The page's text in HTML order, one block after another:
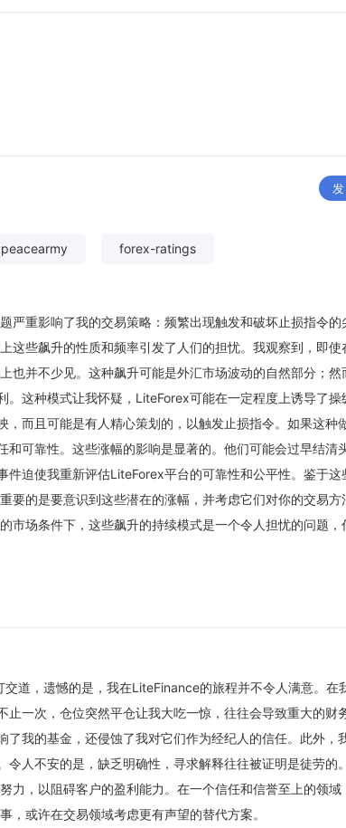
forex-ratings
严重影响了我的交易策略：频繁出现触发和破坏止损指令的
这些飙升的性质和频率引发了人们的担忧。我观察到，即使
也并不少见。这种飙升可能是外汇市场波动的自然部分；然
这种模式让我怀疑，LiteForex可能在一定程度上诱导了操
而且可能是有人精心策划的，以触发止损指令。如果这种
可靠性。这些涨幅的影响是显著的。他们可能会过早结清
迫使我重新评估LiteForex平台的可靠性和公平性。鉴于这
要的是要意识到这些潜在的涨幅，并考虑它们对你的交易方
市场条件下，这些飙升的持续模式是一个令人担忧的问题，
道，遗憾的是，我在LiteFinance的旅程并不令人满意。在
一次，仓位突然平仓让我大吃一惊，往往会导致重大的财
我的基金，还侵蚀了我对它们作为经纪人的信任。此外，
人不安的是，缺乏明确性，寻求解释往往被证明是徒劳的
力，以阻碍客户的盈利能力。在一个信任和信誉至上的领域
或许在交易领域考虑更有声望的替代方案。